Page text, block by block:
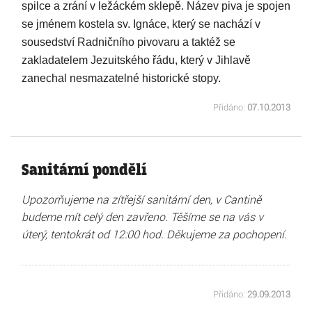
spilce a zrání v ležáckém sklepě. Název piva je spojen
se jménem kostela sv. Ignáce, který se nachází v
sousedství Radničního pivovaru a taktéž se
zakladatelem Jezuitského řádu, který v Jihlavě
zanechal nesmazatelné historické stopy.
Přidáno: 07.10.2013
Sanitární pondělí
Upozorňujeme na zítřejší sanitární den, v Cantině
budeme mít celý den zavřeno. Těšíme se na vás v
úterý, tentokrát od 12:00 hod. Děkujeme za pochopení.
Přidáno: 29.09.2013